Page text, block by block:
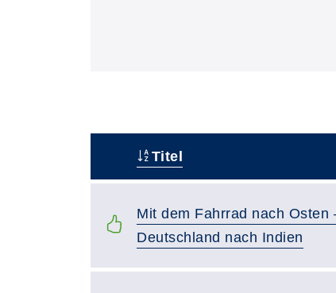
Titel
Mit dem Fahrrad nach Osten
Deutschland nach Indien